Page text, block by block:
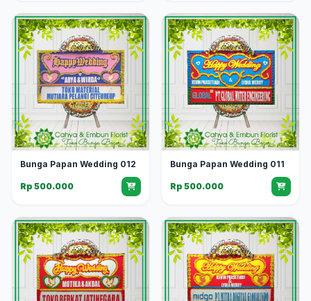
Bunga Papan Wedding 012
Rp 500.000
Bunga Papan Wedding 011
Rp 500.000